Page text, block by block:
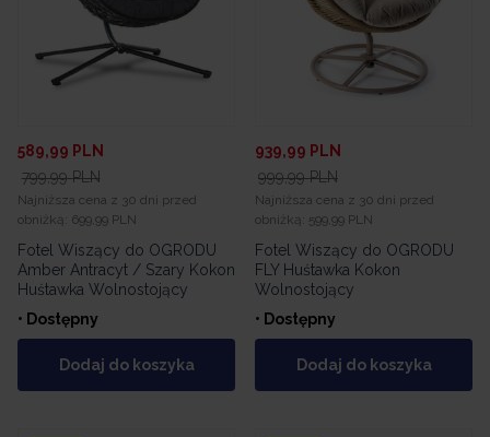
589,99 PLN
799,99 PLN
Najniższa cena z 30 dni przed
obniżką: 699,99 PLN
Fotel Wiszący do OGRODU
Amber Antracyt / Szary Kokon
Huśtawka Wolnostojący
• Dostępny
Dodaj do koszyka
939,99 PLN
999,99 PLN
Najniższa cena z 30 dni przed
obniżką: 599,99 PLN
Fotel Wiszący do OGRODU
FLY Huśtawka Kokon
Wolnostojący
• Dostępny
Dodaj do koszyka